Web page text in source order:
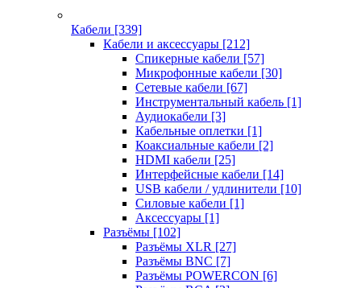
Кабели [339]
Кабели и аксессуары [212]
Спикерные кабели [57]
Микрофонные кабели [30]
Сетевые кабели [67]
Инструментальный кабель [1]
Аудиокабели [3]
Кабельные оплетки [1]
Коаксиальные кабели [2]
HDMI кабели [25]
Интерфейсные кабели [14]
USB кабели / удлинители [10]
Силовые кабели [1]
Аксессуары [1]
Разъёмы [102]
Разъёмы XLR [27]
Разъёмы BNC [7]
Разъёмы POWERCON [6]